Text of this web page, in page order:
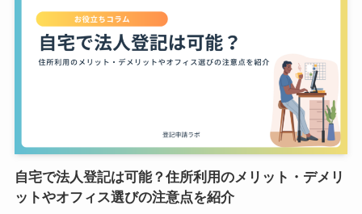
自宅で法人登記は可能？住所利用のメリット・デメリ
ットやオフィス選びの注意点を紹介